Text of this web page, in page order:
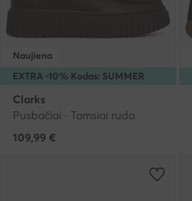
EXTRA -10% Kodas: SUMMER
Naujiena
Clarks
Pusbačiai · Tamsiai ruda
109,99 €